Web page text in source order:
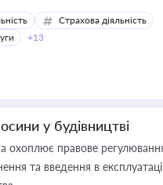
Страхова діяльність
+13
у будівництві
охоплює правове
та введення в